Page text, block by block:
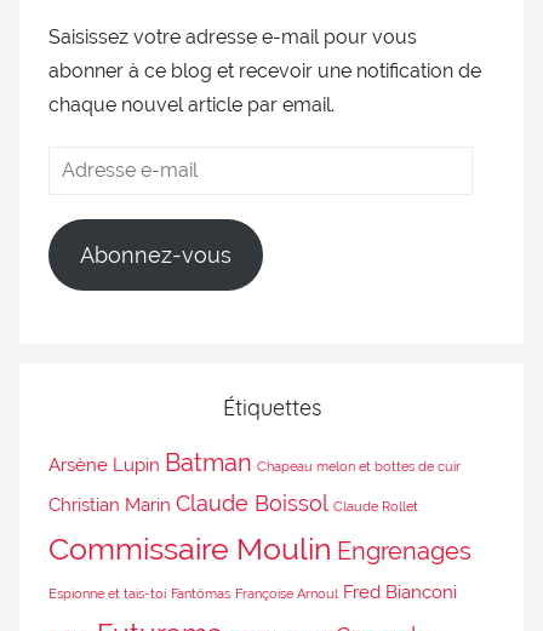
Saisissez votre adresse e-mail pour vous
abonner à ce blog et recevoir une notification de
chaque nouvel article par email.
Abonnez-vous
Étiquettes
Arsène Lupin Batman Chapeau melon et bottes de cuir
Christian Marin Claude Boissol Claude Rollet
Commissaire Moulin Engrenages
Espionne et tais-toi Fantômas Françoise Arnoul Fred Bianconi